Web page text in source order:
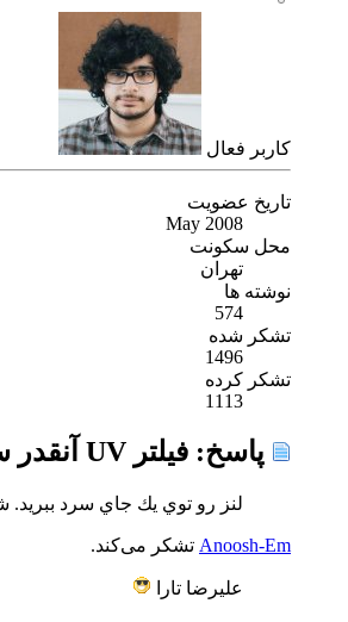
كاربر فعال
تاریخ عضویت
May 2008
محل سکونت
تهران
نوشته ها
574
تشکر شده
1496
تشکر کرده
1113
پاسخ: فیلتر UV آنقدر سفت شده که دیگر از لنز باز نمی گردد ! چاره چیست؟
لنز رو توي يك جاي سرد ببريد.
Anoosh-Em تشکر می‌کند.
عليرضا تارا